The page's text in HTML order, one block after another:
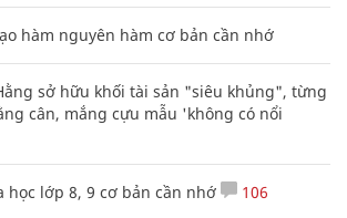
hàm nguyên hàm cơ bản cần nhớ
sở hữu khối tài sản "siêu khủng", từng
cân, mắng cựu mẫu 'không có nổi
học lớp 8, 9 cơ bản cần nhớ 106